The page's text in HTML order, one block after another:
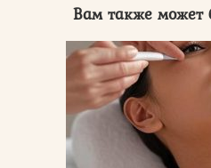
Вам также может